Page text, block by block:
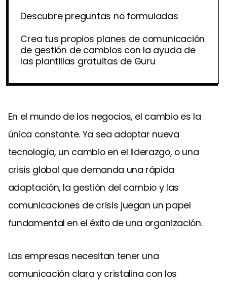
Descubre preguntas no formuladas
Crea tus propios planes de comunicación
de gestión de cambios con la ayuda de
las plantillas gratuitas de Guru
En el mundo de los negocios, el cambio es la
única constante. Ya sea adoptar nueva
tecnología, un cambio en el liderazgo, o una
crisis global que demanda una rápida
adaptación, la gestión del cambio y las
comunicaciones de crisis juegan un papel
fundamental en el éxito de una organización.
Las empresas necesitan tener una
comunicación clara y cristalina con los